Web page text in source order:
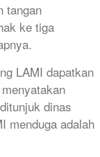
tangan
ke tiga
LAMI dapatkan
dinas
menduga adalah